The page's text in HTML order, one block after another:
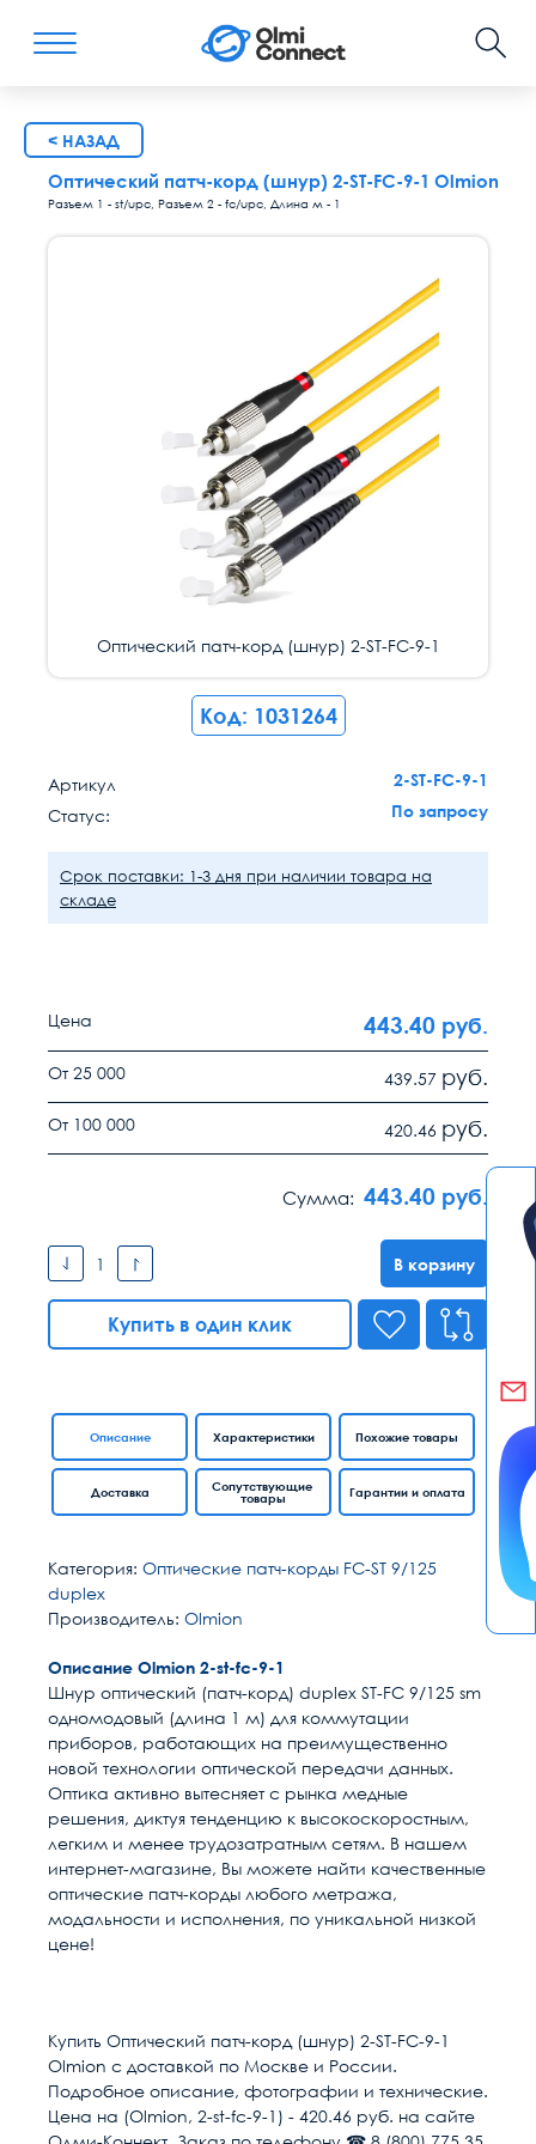
< НАЗАД
Оптический патч-корд (шнур) 2-ST-FC-9-1 Olmion
Разъем 1 - st/upc, Разъем 2 - fc/upc, Длина м - 1
Оптический патч-корд (шнур) 2-ST-FC-9-1
Код: 1031264
Артикул
2-ST-FC-9-1
Статус:
По запросу
Срок поставки: 1-3 дня при наличии товара на
складе
Цена 443.40 руб.
От 25 000 439.57 руб.
От 100 000 420.46 руб.
Сумма: 443.40 руб.
В корзину
Купить в один клик
Описание Характеристики
Доставка
Похожие товары
Сопутствующие
товары
Гарантии и оплата
Категория: Оптические патч-корды FC-ST 9/125
duplex
Производитель: Olmion
Описание Olmion 2-st-fc-9-1
Шнур оптический (патч-корд) duplex ST-FC 9/125 sm
одномодовый (длина 1 м) для коммутации
приборов, работающих на преимущественно
новой технологии оптической передачи данных.
Оптика активно вытесняет с рынка медные
решения, диктуя тенденцию к высокоскоростным,
легким и менее трудозатратным сетям. В нашем
интернет-магазине, Вы можете найти качественные
оптические патч-корды любого метража,
модальности и исполнения, по уникальной низкой
цене!
Разъем 1 ST/UPC
Разъем 2 FC/UPC
Длина м 1
Условия доставки
Доставка осуществляется в течении 2-4
Купить Оптический патч-корд (шнур) 2-ST-FC-9-1
Olmion с доставкой по Москве и России.
Подробное описание, фотографии и технические.
Цена на (Olmion, 2-st-fc-9-1) - 420.46 руб. на сайте